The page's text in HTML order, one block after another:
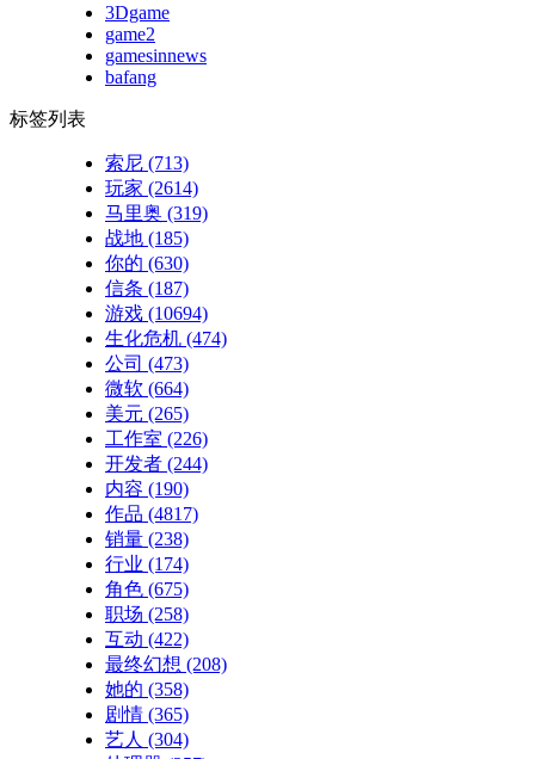
3Dgame
game2
gamesinnews
bafang
标签列表
索尼 (713)
玩家 (2614)
马里奥 (319)
战地 (185)
你的 (630)
信条 (187)
游戏 (10694)
生化危机 (474)
公司 (473)
微软 (664)
美元 (265)
工作室 (226)
开发者 (244)
内容 (190)
作品 (4817)
销量 (238)
行业 (174)
角色 (675)
职场 (258)
互动 (422)
最终幻想 (208)
她的 (358)
剧情 (365)
艺人 (304)